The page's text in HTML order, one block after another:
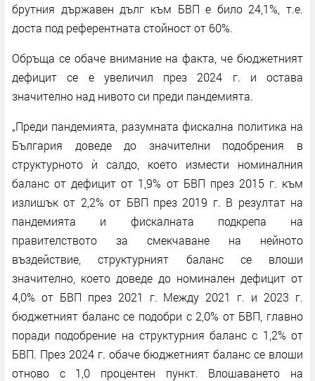
брутния държавен дълг към БВП е било 24,1%, т.е.
доста под референтната стойност от 60%.
Обръща се обаче внимание на факта, че бюджетният
дефицит се е увеличил през 2024 г. и остава
значително над нивото си преди пандемията.
„Преди пандемията, разумната фискална политика на
България доведе до значителни подобрения в
структурното ѝ салдо, което измести номиналния
баланс от дефицит от 1,9% от БВП през 2015 г. към
излишък от 2,2% от БВП през 2019 г. В резултат на
пандемията и фискалната подкрепа на
правителството за смекчаване на нейното
въздействие, структурният баланс се влоши
значително, което доведе до номинален дефицит от
4,0% от БВП през 2021 г. Между 2021 г. и 2023 г.
бюджетният баланс се подобри с 2,0% от БВП, главно
поради подобрение на структурния баланс с 1,2% от
БВП. През 2024 г. обаче бюджетният баланс се влоши
отново с 1,0 процентен пункт. Влошаването на